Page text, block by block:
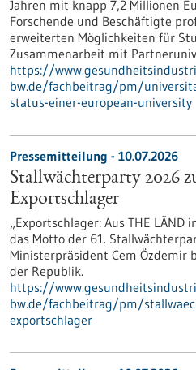
Jahren mit knapp 7,2 Millionen
Forschende und Beschäftigte
erweiterten Möglichkeiten für
Zusammenarbeit mit
https://
bw.de/fachbeitrag/pm/
status-einer-european-university
Pressemitteilung - 10.07.2026
Stallwächterparty 2026
Exportschlager
„Exportschlager: Aus THE LÄND
das Motto der 61.
Ministerpräsident Cem Özdemir
der Republik.
https://
bw.de/fachbeitrag/pm/
exportschlager